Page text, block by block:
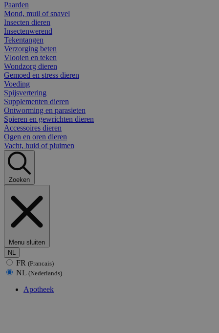
Paarden
Mond, muil of snavel
Insecten dieren
Insectenwerend
Tekentangen
Verzorging beten
Vlooien en teken
Wondzorg dieren
Gemoed en stress dieren
Voeding
Spijsvertering
Supplementen dieren
Ontworming en parasieten
Spieren en gewrichten dieren
Accessoires dieren
Ogen en oren dieren
Vacht, huid of pluimen
Zoeken
Menu sluiten
NL
FR (Francais)
NL (Nederlands)
Apotheek